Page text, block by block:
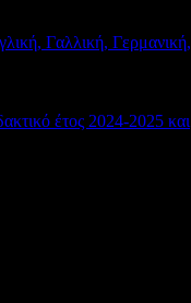
Γαλλική, Γερμανική,
έτος 2024-2025 και